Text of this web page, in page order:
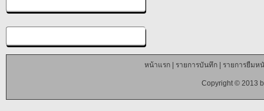
หน้าแรก| รายการบันทึก| รายการยืมห
Copyright © 2013